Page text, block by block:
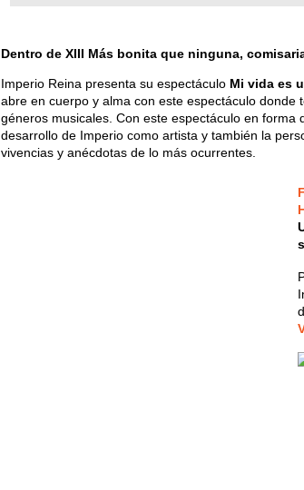
Dentro de XIII Más bonita que ninguna,
Imperio Reina presenta su espectáculo Mi vida es
abre en cuerpo y alma con este espectáculo donde
géneros musicales. Con este espectáculo en forma
desarrollo de Imperio como artista y también la
vivencias y anécdotas de lo más ocurrentes.